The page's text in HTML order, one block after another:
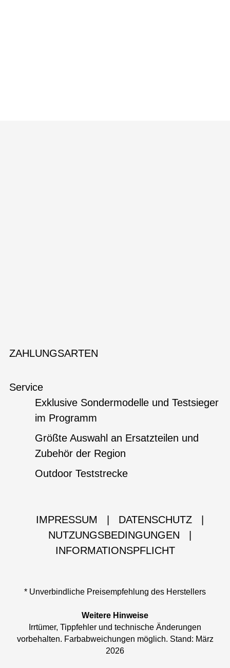
ZAHLUNGSARTEN
Service
Exklusive Sondermodelle und Testsieger
im Programm
Größte Auswahl an Ersatzteilen und
Zubehör der Region
Outdoor Teststrecke
IMPRESSUM DATENSCHUTZ
NUTZUNGSBEDINGUNGEN
INFORMATIONSPFLICHT
* Unverbindliche Preisempfehlung des Herstellers
Weitere Hinweise
Irrtümer, Tippfehler und technische Änderungen
vorbehalten. Farbabweichungen möglich. Stand: März
2026